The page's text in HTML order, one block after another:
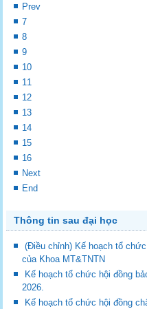
Prev
7
8
9
10
11
12
13
14
15
16
Next
End
Thông tin sau đại học
(Điều chỉnh) Kế hoạch tổ
của Khoa MT&TNTN
Kế hoạch tổ chức hội đồng
2026.
Kế hoạch tổ chức hội đồng